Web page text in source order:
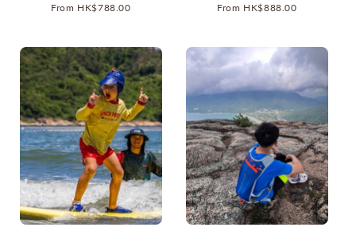
原
From HK$788.00
原
From HK$888.00